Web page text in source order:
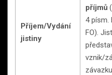
Příjem/Vydání
jistiny
příjmů
4 písm.
FO).
vznik/